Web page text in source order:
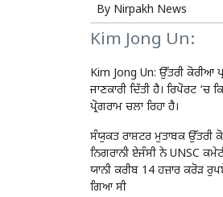
By Nirpakh News
Kim Jong Un:
Kim Jong Un: ਉੱਤਰੀ ਕੋਰੀਆ
ਜਾਣਕਾਰੀ ਦਿੱਤੀ ਹੈ। ਰਿਪੋਰਟ
ਪ੍ਰੋਗਰਾਮ ਚਲਾ ਰਿਹਾ ਹੈ।
ਸੰਯੁਕਤ ਰਾਸ਼ਟਰ ਮੁਤਾਬਕ ਉੱਤਰੀ
ਨਿਗਰਾਨੀ ਏਜੰਸੀ ਨੇ UNSC
ਯਾਨੀ ਕਰੀਬ 14 ਹਜ਼ਾਰ ਕਰੋੜ
ਗਿਆ ਸੀ